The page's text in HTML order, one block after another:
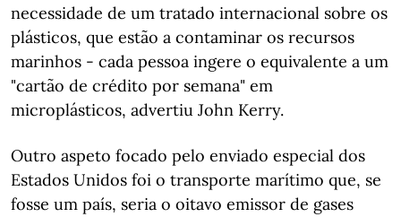
necessidade de um tratado internacional sobre os
plásticos, que estão a contaminar os recursos
marinhos - cada pessoa ingere o equivalente a um
"cartão de crédito por semana" em
microplásticos, advertiu John Kerry.
Outro aspeto focado pelo enviado especial dos
Estados Unidos foi o transporte marítimo que, se
fosse um país, seria o oitavo emissor de gases